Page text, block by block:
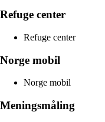
Refuge center
Refuge center
Norge mobil
Norge mobil
Meningsmåling